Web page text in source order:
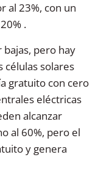
al 23%, con un
.
bajas, pero hay
células solares
gratuito con cero
eléctricas
alcanzar
al 60%, pero el
y genera